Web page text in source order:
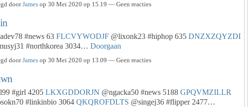
doorJames op 30 Mei 2020 op 15.19 — Geen reacties
#news 63 FLCVYWODJF @lixonk23 #hiphop 635 DNZXZQYZDI
#northkorea 3034… Doorgaan
doorJames op 30 Mei 2020 op 13.09 — Geen reacties
#girl 4205 LKXGDDORJN @ngacka50 #news 5188 GPQVMZILLR
#linkinbio 3064 QKQROFDLTS @singej36 #flipper 2477…